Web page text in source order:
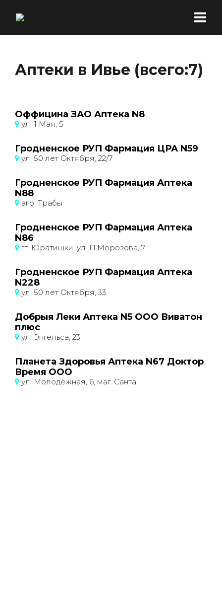
Аптеки в Ивье (всего:7)
Оффицина ЗАО Аптека N8
ул. 1 Мая, 5
Гродненское РУП Фармация ЦРА N59
ул. 50 лет Октября, 22/7
Гродненское РУП Фармация Аптека
N88
агр. Трабы
Гродненское РУП Фармация Аптека
N86
гп Юратишки, ул. П.Морозова, 7
Гродненское РУП Фармация Аптека
N228
ул. 50 лет Октября, 33
Добрыя Леки Аптека N5 ООО Виватон
плюс
ул. Энгельса, 23
Планета Здоровья Аптека N67 Доктор
Время ООО
ул. Молодежная, 6, маг. Санта